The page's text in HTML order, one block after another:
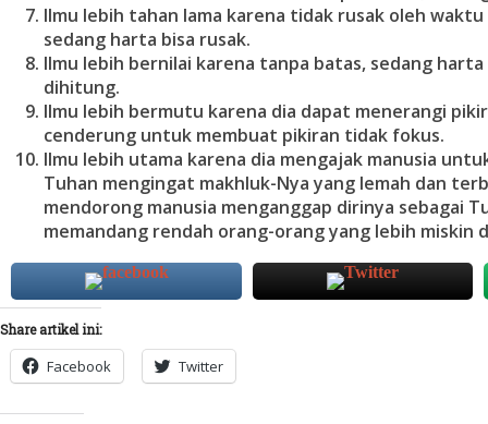
Ilmu lebih tahan lama karena tidak rusak oleh
sedang harta bisa rusak.
Ilmu lebih bernilai karena tanpa batas, sedang
dihitung.
Ilmu lebih bermutu karena dia dapat menerangi
cenderung untuk membuat pikiran tidak fokus.
Ilmu lebih utama karena dia mengajak manusia
Tuhan mengingat makhluk-Nya yang lemah dan
mendorong manusia menganggap dirinya sebagai
memandang rendah orang-orang yang lebih miskin
Share artikel ini:
Facebook Twitter